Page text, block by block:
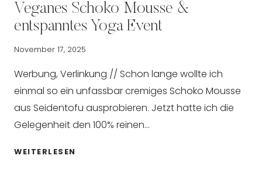
Veganes Schoko Mousse &
entspanntes Yoga Event
November 17, 2025
Werbung, Verlinkung // Schon lange wollte ich
einmal so ein unfassbar cremiges Schoko Mousse
aus Seidentofu ausprobieren. Jetzt hatte ich die
Gelegenheit den 100% reinen…
WEITERLESEN